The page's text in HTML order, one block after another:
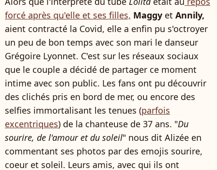
forcé après qu'elle et ses filles, Maggy et Annily,
aient contracté la Covid, elle a enfin pu s'octroyer
un peu de bon temps avec son mari le danseur
Grégoire Lyonnet. C'est sur les réseaux sociaux
que le couple a décidé de partager ce moment
intime avec son public. Les fans ont pu découvrir
des clichés pris en bord de mer, ou encore des
selfies immortalisant les tenues (parfois
excentriques) de la chanteuse de 37 ans. "Du
sourire, de l'amour et du soleil" nous dit Alizée en
commentant ses photos par des emojis sourire,
coeur et soleil. Leurs amis, avec qui ils ont